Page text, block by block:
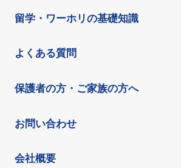
留学・ワーホリの基礎知識
よくある質問
保護者の方・ご家族の方へ
お問い合わせ
会社概要